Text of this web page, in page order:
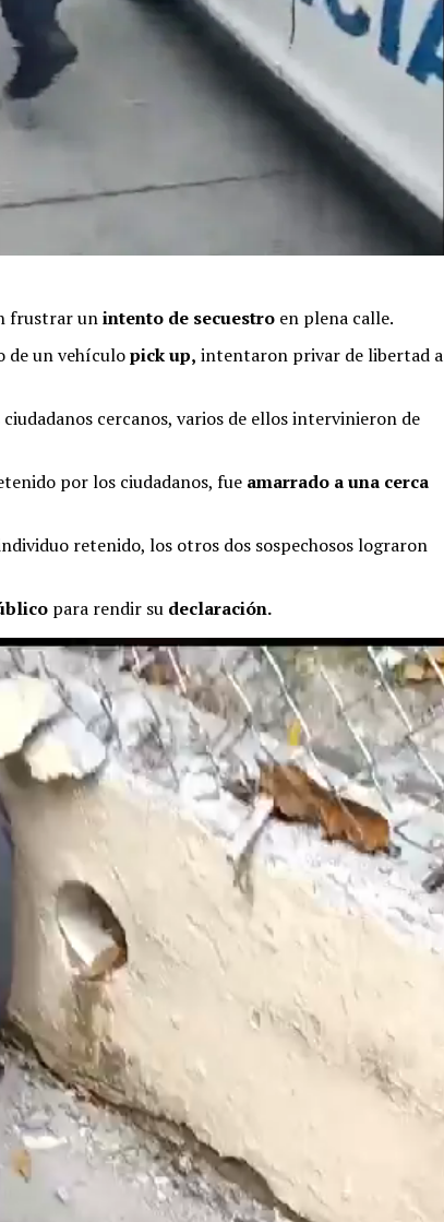
frustrar unintento de secuestro en plena calle.
de un vehículopick up, intentaron privar de libertad a
cercanos, varios de ellos intervinieron de
por los ciudadanos, fue amarrado a una cerca
retenido, los otros dos sospechosos lograron
para rendir su declaración.